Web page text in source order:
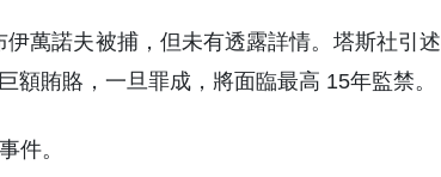
萬諾夫被捕，但未有透露詳情。塔斯社引述
賄賂，一旦罪成，將面臨最高 15年監禁。
件。